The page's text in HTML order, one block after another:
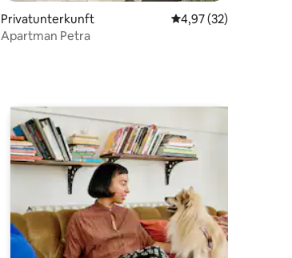
Privatunterkunft Durchschnittliche
4,97 (32)
Apartman Petra